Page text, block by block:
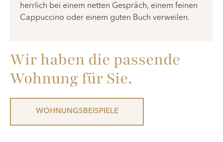
herrlich bei einem netten Gespräch, einem feinen
Cappuccino oder einem guten Buch verweilen.
Wir haben die passende
Wohnung für Sie.
WOHNUNGSBEISPIELE